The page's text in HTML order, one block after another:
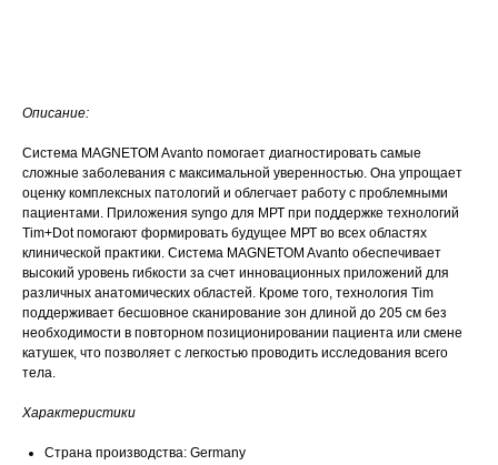
Описание:
Система MAGNETOM Avanto помогает диагностировать самые
сложные заболевания с максимальной уверенностью. Она упрощает
оценку комплексных патологий и облегчает работу с проблемными
пациентами. Приложения syngo для МРТ при поддержке технологий
Tim+Dot помогают формировать будущее МРТ во всех областях
клинической практики. Система MAGNETOM Avanto обеспечивает
высокий уровень гибкости за счет инновационных приложений для
различных анатомических областей. Кроме того, технология Tim
поддерживает бесшовное сканирование зон длиной до 205 см без
необходимости в повторном позиционировании пациента или смене
катушек, что позволяет с легкостью проводить исследования всего
тела.
Характеристики
Страна производства: Germany